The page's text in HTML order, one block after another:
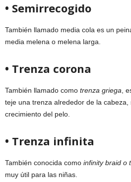
• Semirrecogido
También llamado media cola es un
media melena o melena larga.
• Trenza corona
También llamado como trenza griega ,
teje una trenza alrededor de la
crecimiento del pelo.
• Trenza infinita
También conocida como infinity braid o
muy útil para las niñas.